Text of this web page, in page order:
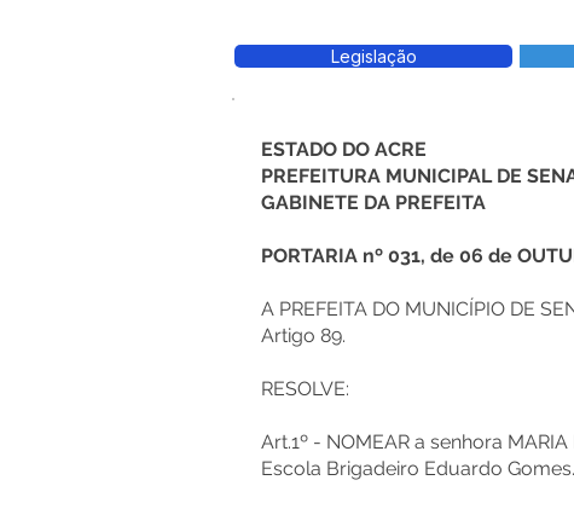
Legislação
ESTADO DO ACRE
PREFEITURA MUNICIPAL DE
GABINETE DA PREFEITA
PORTARIA nº 031, de 06 de
A PREFEITA DO MUNICÍPIO DE
Artigo 89.
RESOLVE:
Art.1º - NOMEAR a senhora
Escola Brigadeiro Eduardo Gomes.